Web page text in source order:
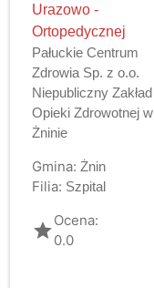
Urazowo -
Ortopedycznej
Pałuckie Centrum
Zdrowia Sp. z o.o.
Niepubliczny Zakład
Opieki Zdrowotnej w
Żninie
Gmina: Żnin
Filia: Szpital
gradeOcena:
0.0